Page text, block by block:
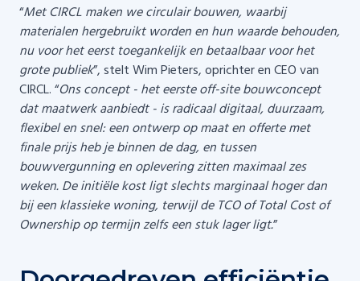
“Met CIRCL maken we circulair bouwen, waarbij
materialen hergebruikt worden en hun waarde behouden,
nu voor het eerst toegankelijk en betaalbaar voor het
grote publiek”, stelt Wim Pieters, oprichter en CEO van
CIRCL. “Ons concept - het eerste off-site bouwconcept
dat maatwerk aanbiedt - is radicaal digitaal, duurzaam,
flexibel en snel: een ontwerp op maat en offerte met
finale prijs heb je binnen de dag, en tussen
bouwvergunning en oplevering zitten maximaal zes
weken. De initiële kost ligt slechts marginaal hoger dan
bij een klassieke woning, terwijl de TCO of Total Cost of
Ownership op termijn zelfs een stuk lager ligt.”